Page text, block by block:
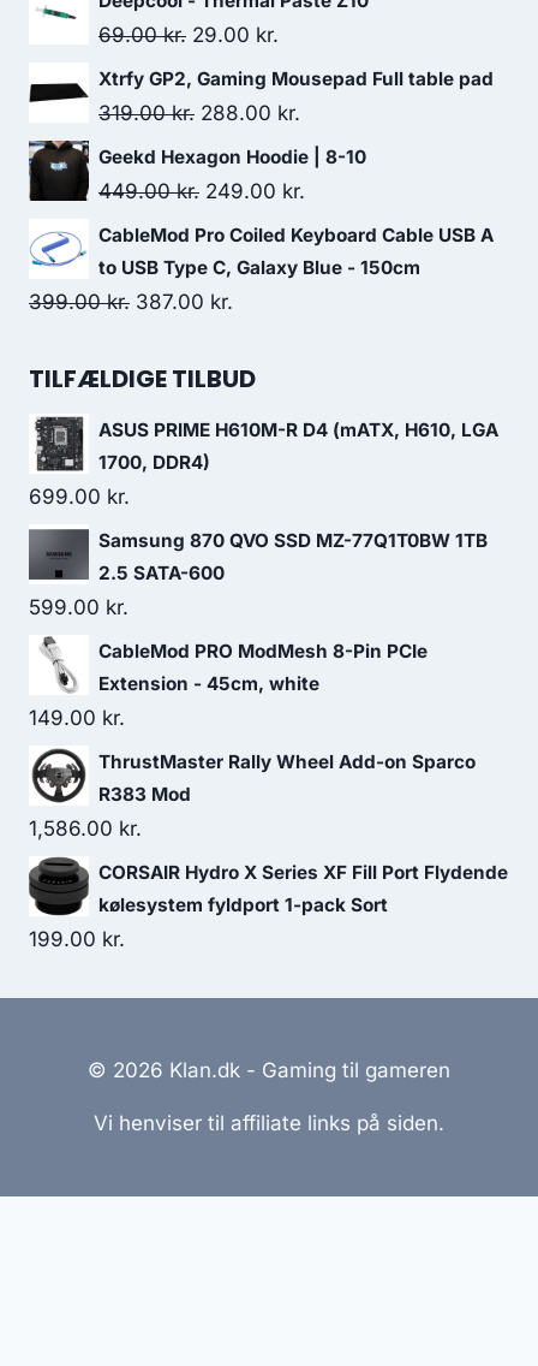
was:
69.00kr. Original
price
was:
29.00 kr.
price
is:
29.00 kr..
Xtrfy GP2, Gaming Mousepad Full table pad
319.00kr. Original
price
was:
288.00 kr.
price
is:
Geekd Hexagon Hoodie | 8-10
449.00kr. Original
price
was:
449.00 kr..
249.00 kr.
price
is:
CableMod Pro Coiled Keyboard Cable USB A
to USB Type C, Galaxy Blue - 150cm
399.00kr. Original
was:
387.00 kr.
is:
TILFÆLDIGE TILBUD
ASUS PRIME H610M-R D4 (mATX, H610, LGA
1700, DDR4)
699.00 kr.
Samsung 870 QVO SSD MZ-77Q1T0BW 1TB
2.5 SATA-600
599.00 kr.
CableMod PRO ModMesh 8-Pin PCIe
Extension - 45cm, white
149.00 kr.
ThrustMaster Rally Wheel Add-on Sparco
R383 Mod
1,586.00 kr.
CORSAIR Hydro X Series XF Fill Port Flydende
kølesystem fyldport 1-pack Sort
199.00 kr.
© 2026 Klan.dk - Gaming til gameren
Vi henviser til affiliate links på siden.